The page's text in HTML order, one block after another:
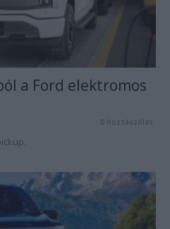
a Ford elektromos
0 hozzászólás